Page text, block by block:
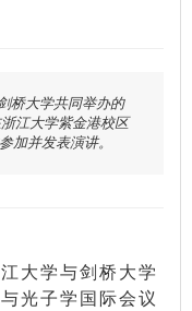
桥大学共同举办的
江大学紫金港校区
加并发表演讲。
大学与剑桥大学
光子学国际会议